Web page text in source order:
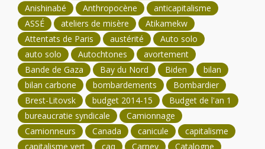
Anishinabé
Anthropocène
anticapitalisme
ASSÉ
ateliers de misère
Atikamekw
Attentats de Paris
austérité
Auto solo
auto solo
Autochtones
avortement
Bande de Gaza
Bay du Nord Biden
bilan
bilan carbone
bombardements
Bombardier
Brest-Litovsk
budget 2014-15
Budget de l'an 1
bureaucratie syndicale
Camionnage
Camionneurs
Canada canicule
capitalisme
capitalisme vert
caq Carney Catalogne